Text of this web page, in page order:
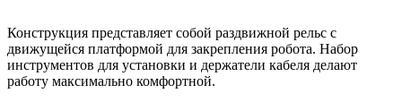
Конструкция представляет собой раздвижной рельс с
движущейся платформой для закрепления робота. Набор
инструментов для установки и держатели кабеля делают
работу максимально комфортной.